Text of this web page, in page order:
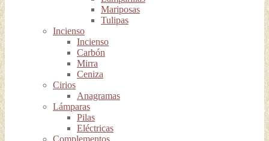
Mariposas
Tulipas
Incienso
Incienso
Carbón
Mirra
Ceniza
Cirios
Anagramas
Lámparas
Pilas
Eléctricas
Complementos